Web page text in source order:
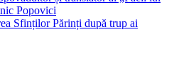
Popovici
Sfinților Părinți după trup ai